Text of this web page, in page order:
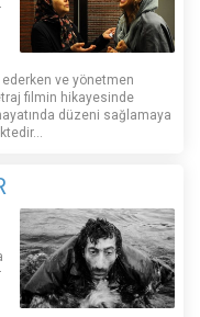
ve yönetmen
filmin hikayesinde
düzeni sağlamaya